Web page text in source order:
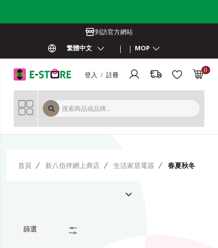
到訪官方網站
繁體中文
MOP
登入 / 註冊
0
首頁 新八佰伴網上商店 生活家居電器 春夏秋冬
篩選